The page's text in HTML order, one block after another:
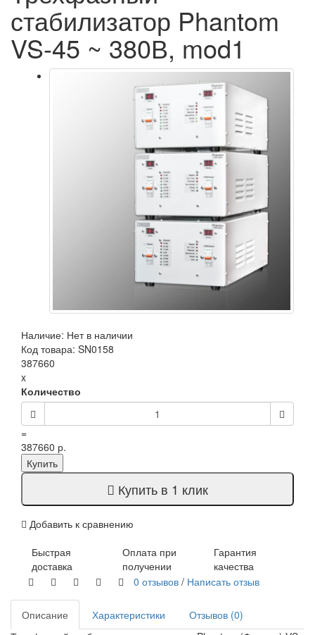
стабилизатор Phantom
VS-45 ~ 380В, mod1
Наличие: Нет в наличии
Код товара: SN0158
387660
x
Количество
=
387660 р.
Купить
Купить в 1 клик
Добавить к сравнению
Быстрая
доставка
Оплата при
получении
Гарантия
качества
0 отзывов / Написать отзыв
Описание Характеристики
Отзывов (0)